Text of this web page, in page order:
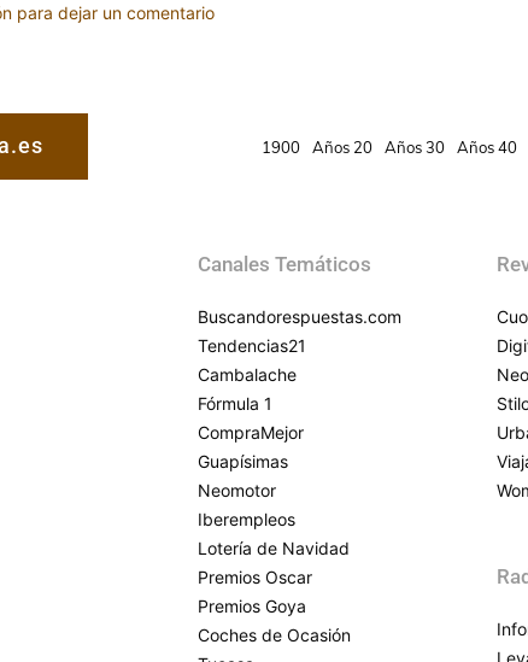
para dejar un comentario
1900 Años 20 Años 30 Años 40
Canales Temáticos
Buscandorespuestas.com
Tendencias21
Cambalache
Fórmula 1
CompraMejor
Guapísimas
Neomotor
Iberempleos
Lotería de Navidad
Premios Oscar
Premios Goya
Coches de Ocasión